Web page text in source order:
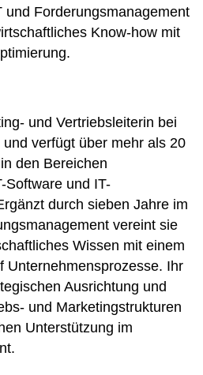
und Forderungsmanagement
Know-how mit
und Vertriebsleiterin bei
verfügt über mehr als 20
den Bereichen
Software und IT-
durch sieben Jahre im
vereint sie
Wissen mit einem
Unternehmensprozesse. Ihr
Ausrichtung und
und Marketingstrukturen
Unterstützung im